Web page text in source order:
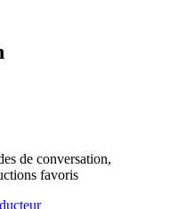
de conversation,
favoris